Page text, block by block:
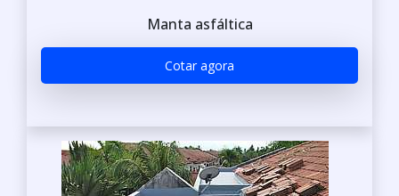
Manta asfáltica
Cotar agora